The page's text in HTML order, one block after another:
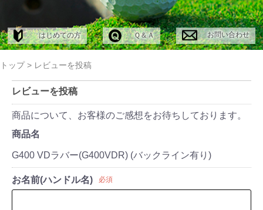
はじめての方 Ｑ＆Ａ お問い合わせ
トップ > レビューを投稿
レビューを投稿
商品について、お客様のご感想をお待ちしております。
商品名
G400 VDラバー(G400VDR) (バックライン有り)
お名前(ハンドル名) 必須